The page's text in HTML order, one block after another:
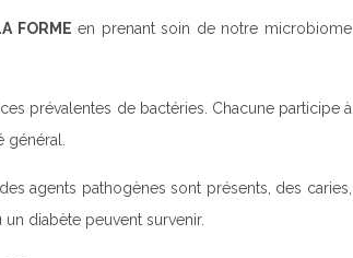
FORME en prenant soin de notre microbiome
prévalentes de bactéries. Chacune participe à
général.
agents pathogènes sont présents, des caries,
diabète peuvent survenir.